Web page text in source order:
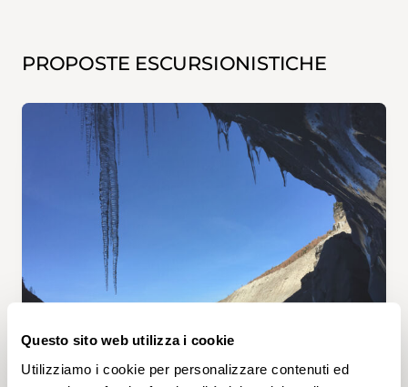
Questo sito web utilizza i cookie
Utilizziamo i cookie per personalizzare contenuti ed
PROPOSTE ESCURSIONISTICHE
GASENRIED, DORFPLATZ — GRÄCHEN, POST • VS